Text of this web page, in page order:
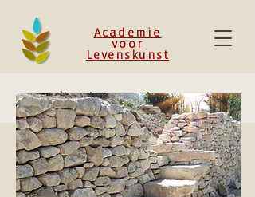
Academie
voor
Levenskunst
online integratiegroepen